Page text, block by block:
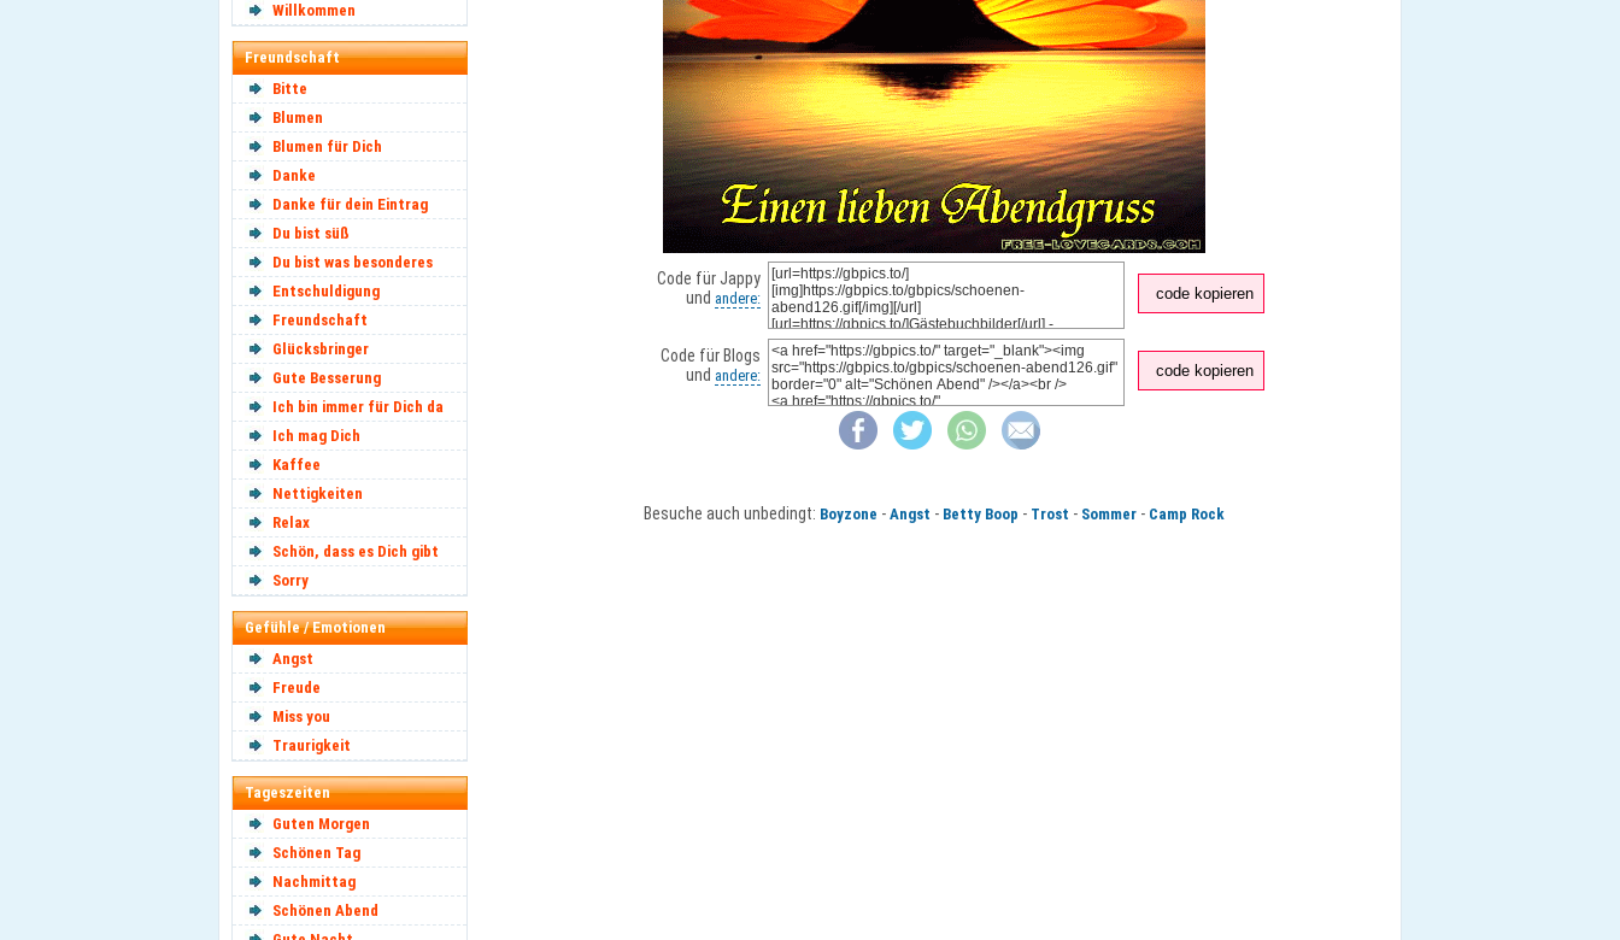
Willkommen
Freundschaft
Bitte
Blumen
Blumen für Dich
Danke
Danke für dein Eintrag
Du bist süß
Du bist was besonderes
Entschuldigung
Freundschaft
Glücksbringer
Gute Besserung
Ich bin immer für Dich da
Ich mag Dich
Kaffee
Nettigkeiten
Relax
Schön, dass es Dich gibt
Sorry
Gefühle / Emotionen
Angst
Freude
Miss you
Traurigkeit
Tageszeiten
Guten Morgen
Schönen Tag
Nachmittag
Schönen Abend
Code für Jappy
und andere: code kopieren
Code für Blogs
und andere: code kopieren
Besuche auch unbedingt: Boyzone - Angst - Betty Boop - Trost - Sommer- Camp Rock